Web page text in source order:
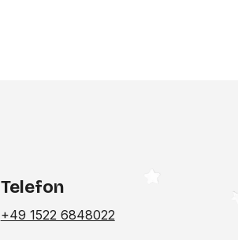
Telefon
+49 1522 6848022